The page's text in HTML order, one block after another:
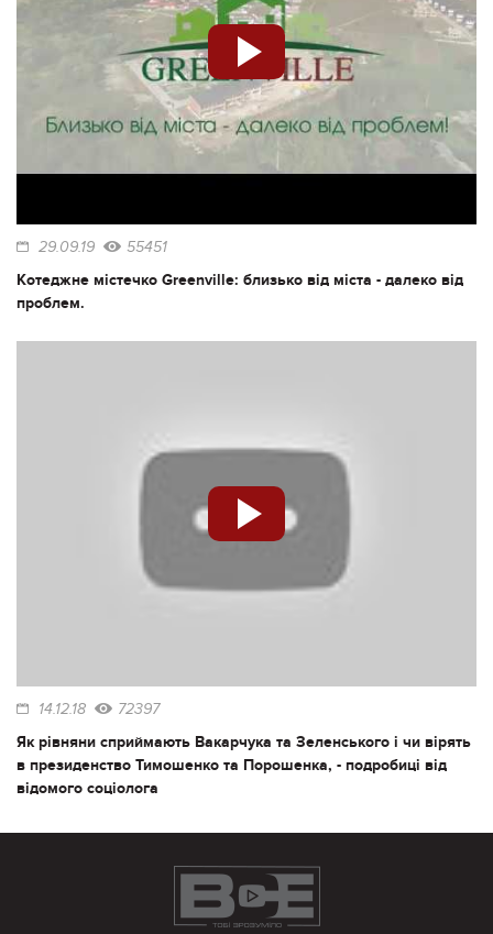
29.09.19 55451
Котеджне містечко Greenville: близько від міста - далеко від
проблем.
14.12.18 72397
Як рівняни сприймають Вакарчука та Зеленського і чи вірять
в президенство Тимошенко та Порошенка, - подробиці від
відомого соціолога